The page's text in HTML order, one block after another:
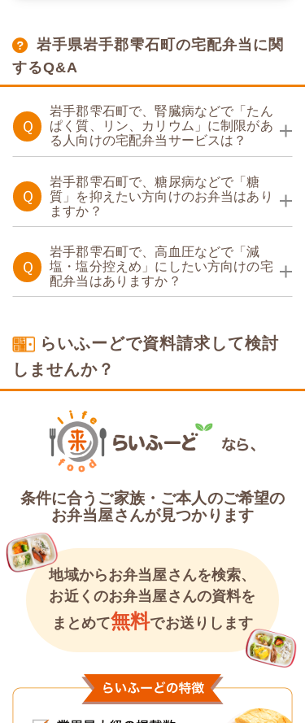
岩手県岩手郡雫石町の宅配弁当に関
するQ&A
Ｑ
岩手郡雫石町で、腎臓病などで「たん
ぱく質、リン、カリウム」に制限があ
る人向けの宅配弁当サービスは？
Ｑ
岩手郡雫石町で、糖尿病などで「糖
質」を抑えたい方向けのお弁当はあり
ますか？
Ｑ
岩手郡雫石町で、高血圧などで「減
塩・塩分控えめ」にしたい方向けの宅
配弁当はありますか？
らいふーどで資料請求して検討
しませんか？
条件に合うご家族・ご本人のご希望の
お弁当屋さんが見つかります
地域からお弁当屋さんを検索、
お近くのお弁当屋さんの資料を
まとめて無料でお送りします